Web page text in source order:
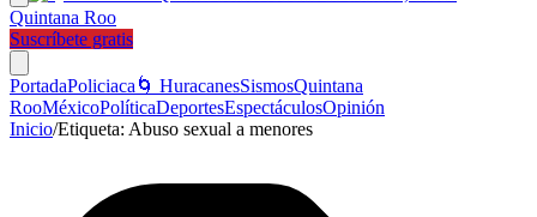
Quintana Roo
Suscríbete gratis
PortadaPoliciaca 🌀 HuracanesSismosQuintana
RooMéxicoPolíticaDeportesEspectáculosOpinión
Inicio/Etiqueta: Abuso sexual a menores